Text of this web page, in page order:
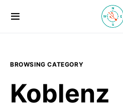
BROWSING CATEGORY
Koblenz